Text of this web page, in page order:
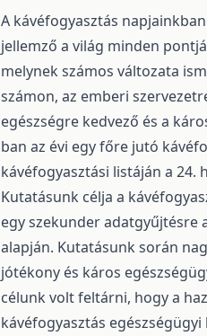
A kávéfogyasztás
jellemző a világ minden
melynek számos változata
számon, az emberi
egészségre kedvező és a
ban az évi egy főre jutó
kávéfogyasztási listáján a 24.
Kutatásunk célja a
egy szekunder adatgyűjtésre
alapján. Kutatásunk során
jótékony és káros
célunk volt feltárni, hogy a
kávéfogyasztás